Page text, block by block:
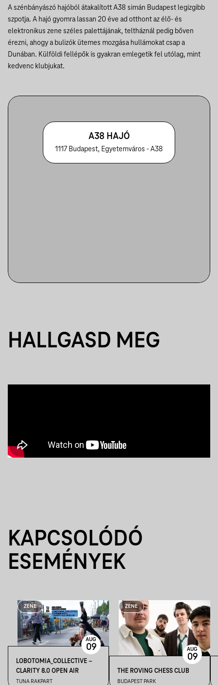
A szénbányászó hajóból átakalított A38 simán Budapest legizgibb
szpotja. A hajó gyomra lassan 20 éve ad otthont az élő- és
elektronikus zene széles palettájának, teltháznál pedig bőven
érezni, ahogy a bulizók ütemes mozgása hullámokat csap a
Dunában. Külföldi fellépők is gyakran emlegetik fel utólag, mint
kedvenc klubjukat.
A38 HAJÓ
1117 Budapest, Egyetemváros - A38
HALLGASD MEG
KAPCSOLÓDÓ
ESEMÉNYEK
ZENE
LOBOTOMIA_COLLECTIVE –
CLARITY 8.0 OPEN AIR
TUNA RAKPART
AUG
09
ZENE
THE ROVING CHESS CLUB
BUDAPEST PARK
AUG
09